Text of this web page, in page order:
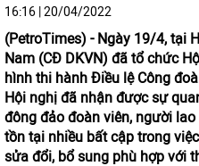
16:16 | 20/04/2022
(PetroTimes) - Ngày 19/4, tại
Nam (CĐ DKVN) đã tổ chức
hình thi hành Điều lệ Công
Hội nghị đã nhận được sự
đông đảo đoàn viên, người
tồn tại nhiều bất cập trong
sửa đổi, bổ sung phù hợp với